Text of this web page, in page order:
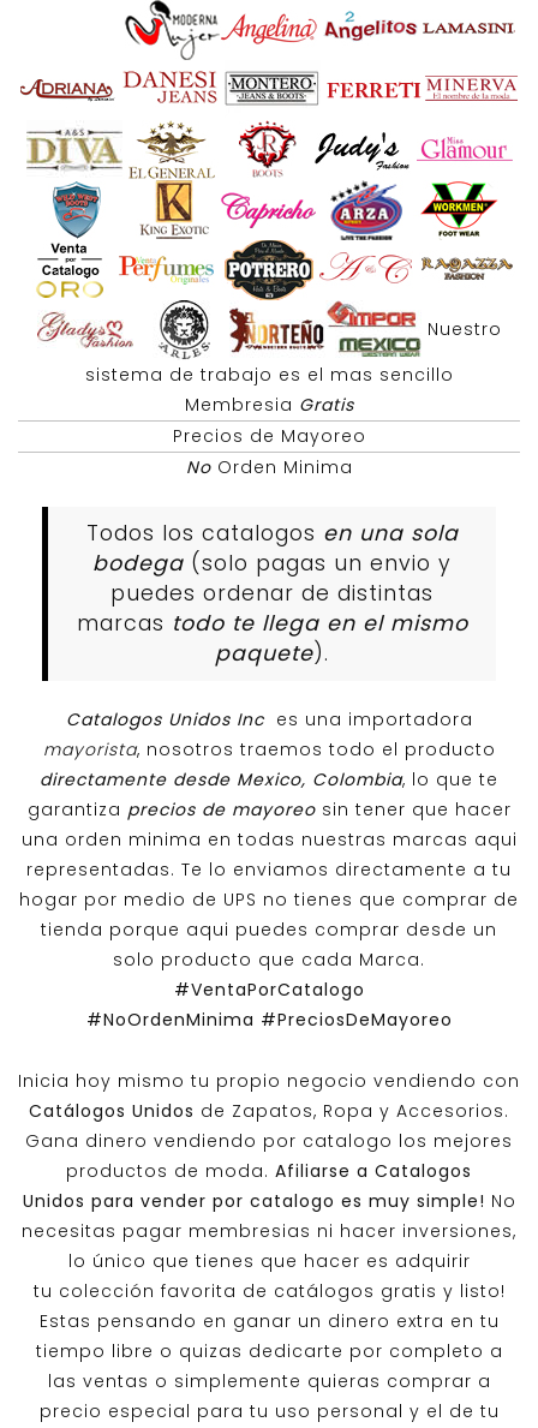
Nuestro
sistema de trabajo es el mas sencillo
Membresia Gratis
Precios de Mayoreo
NoOrden Minima
Todos los catalogos en una sola
bodega (solo pagas un envio y
puedes ordenar de distintas
marcas todo te llega en el mismo
paquete).
Catalogos Unidos Inc es una importadora
mayorista, nosotros traemos todo el producto
directamente desde Mexico, Colombia, lo que te
garantiza precios de mayoreosin tener que hacer
una orden minima en todas nuestras marcas aqui
representadas. Te lo enviamos directamente a tu
hogar por medio de UPS no tienes que comprar de
tienda porque aqui puedes comprar desde un
solo producto que cada Marca.
#VentaPorCatalogo
#NoOrdenMinima #PreciosDeMayoreo
Inicia hoy mismo tu propio negocio vendiendo con
Catálogos Unidos de Zapatos, Ropa y Accesorios.
Gana dinero vendiendo por catalogo los mejores
productos de moda. Afiliarse a Catalogos
Unidos para vender por catalogo es muy simple! No
necesitas pagar membresias ni hacer inversiones,
lo único que tienes que hacer es adquirir
tu colección favorita de catálogos gratis y listo!
Estas pensando en ganar un dinero extra en tu
tiempo libre o quizas dedicarte por completo a
las ventas o simplemente quieras comprar a
precio especial para tu uso personal y el de tu